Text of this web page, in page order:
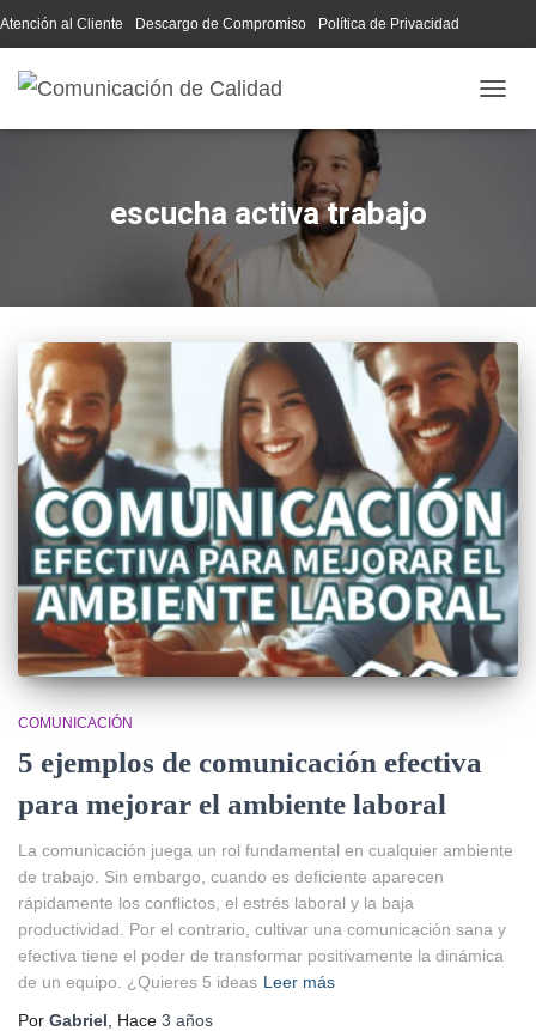
Atención al Cliente Descargo de Compromiso Política de Privacidad
Acerca de Nosotros
escucha activa trabajo
COMUNICACIÓN
5 ejemplos de comunicación efectiva
para mejorar el ambiente laboral
La comunicación juega un rol fundamental en cualquier ambiente
de trabajo. Sin embargo, cuando es deficiente aparecen
rápidamente los conflictos, el estrés laboral y la baja
productividad. Por el contrario, cultivar una comunicación sana y
efectiva tiene el poder de transformar positivamente la dinámica
de un equipo. ¿Quieres 5 ideas Leer más
Por Gabriel , Hace 3 años